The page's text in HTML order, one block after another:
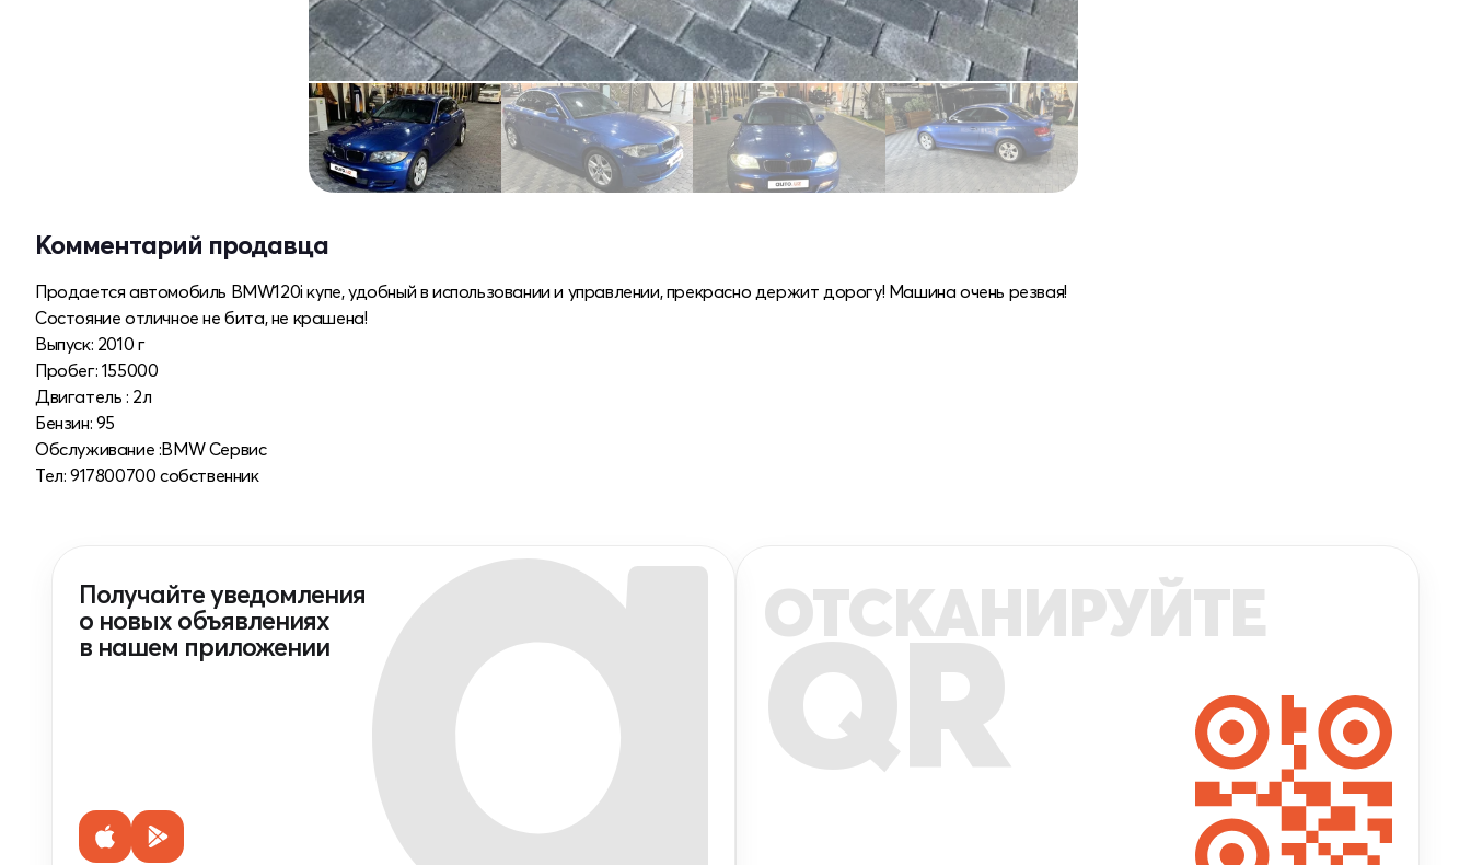
Комментарий продавца
Продается автомобиль BMW120i купе, удобный в использовании и управлении, прекрасно держит дорогу! Машина очень резвая!
Состояние отличное не бита, не крашена!
Выпуск: 2010 г
Пробег: 155000
Двигатель : 2л
Бензин: 95
Обслуживание :BMW Сервис
Тел: 917800700 собственник
Получайте уведомления
о новых объявлениях
в нашем приложении
ОТСКАНИРУЙТЕ
QR